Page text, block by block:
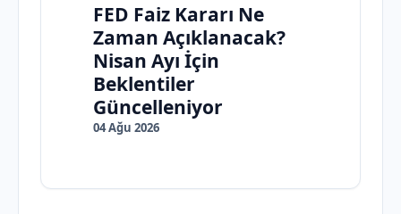
FED Faiz Kararı Ne
Zaman Açıklanacak?
Nisan Ayı İçin
Beklentiler
Güncelleniyor
04 Ağu 2026